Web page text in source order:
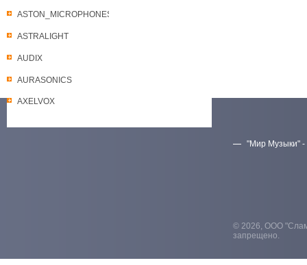
ASTON_MICROPHONES
ASTRALIGHT
AUDIX
AURASONICS
AXELVOX
"Мир Музыки" -
© 2026, ООО
запрещено.